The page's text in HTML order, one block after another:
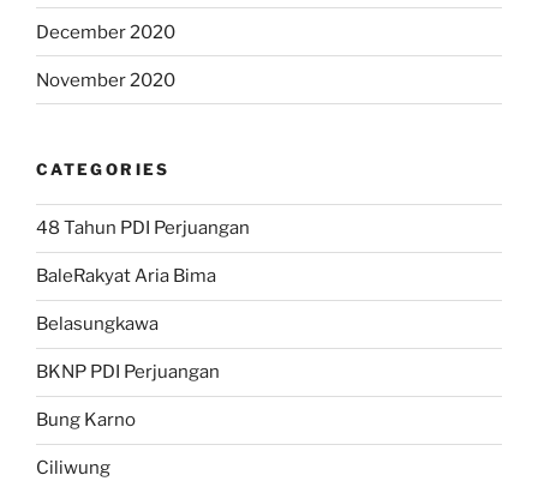
December 2020
November 2020
CATEGORIES
48 Tahun PDI Perjuangan
BaleRakyat Aria Bima
Belasungkawa
BKNP PDI Perjuangan
Bung Karno
Ciliwung